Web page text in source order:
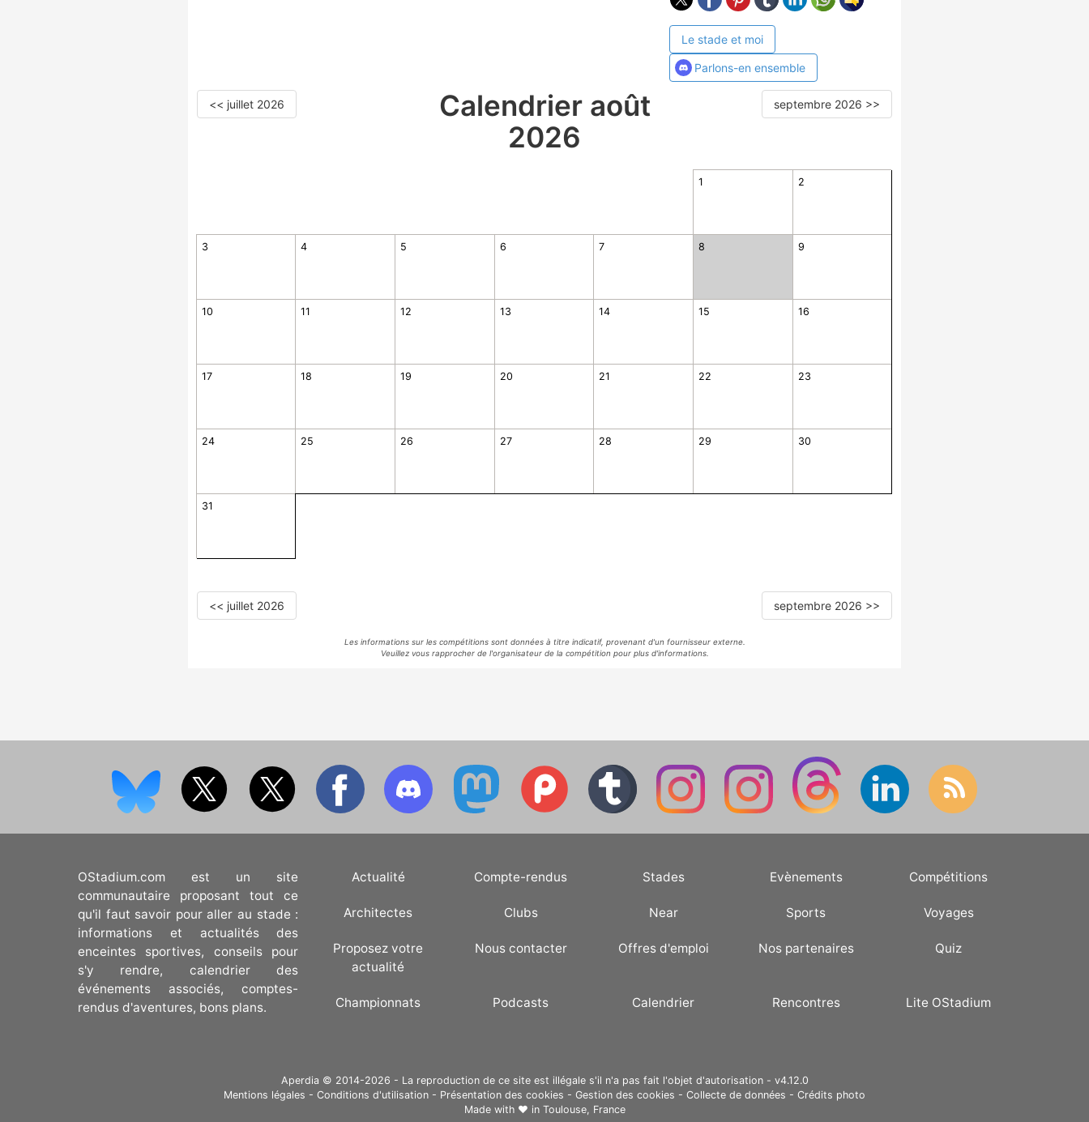
Le stade et moi
Parlons-en ensemble
Calendrier août
2026
<< juillet 2026 septembre 2026 >>
1 2
3 4 5 6 7 8 9
10 11 12 13 14 15 16
17 18 19 20 21 22 23
24 25 26 27 28 29 30
31
<< juillet 2026 septembre 2026 >>
Les informations sur les compétitions sont données à titre indicatif, provenant d'un fournisseur externe.
Veuillez vous rapprocher de l'organisateur de la compétition pour plus d'informations.
OStadium.com est un site
communautaire proposant tout ce
qu'il faut savoir pour aller au stade :
informations et actualités des
enceintes sportives, conseils pour
s'y rendre, calendrier des
événements associés, comptes-
rendus d'aventures, bons plans.
Actualité Compte-rendus Stades Evènements Compétitions
Architectes Clubs Near Sports Voyages
Proposez votre
actualité
Nous contacter Offres d'emploi Nos partenaires Quiz
Championnats Podcasts Calendrier Rencontres Lite OStadium
Aperdia © 2014-2026 - La reproduction de ce site est illégale s'il n'a pas fait l'objet d'autorisation - v4.12.0
Mentions légales - Conditions d'utilisation - Présentation des cookies - Gestion des cookies - Collecte de données - Crédits photo
Made with ❤ in Toulouse, France